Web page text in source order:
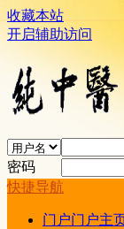
收藏本站
开启辅助访问
密码
快捷导航
门户门户主